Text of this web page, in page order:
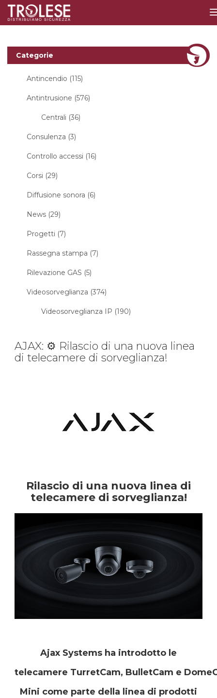
Categorie
Antincendio (115)
Antintrusione (576)
Centrali (36)
Consulenza (3)
Controllo accessi (16)
Corsi (29)
Diffusione sonora (6)
News (29)
Progetti (7)
Rassegna stampa (7)
Rilevazione GAS (5)
Videosorveglianza (374)
Videosorveglianza IP (190)
AJAX: ⚙️ Rilascio di una nuova linea
di telecamere di sorveglianza!
Rilascio di una nuova linea di
telecamere di sorveglianza!
Ajax Systems ha introdotto le
telecamere TurretCam, BulletCam e
Mini come parte della linea di prodotti